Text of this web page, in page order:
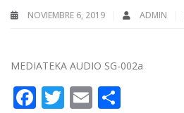
NOVIEMBRE 6, 2019 ADMIN
MEDIATEKA AUDIO SG-002a
Facebook
Twitter
Email